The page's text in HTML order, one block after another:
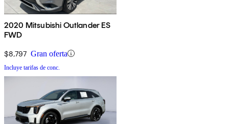
2020 Mitsubishi Outlander ES
FWD
$8,797 Gran oferta
Incluye tarifas de conc.